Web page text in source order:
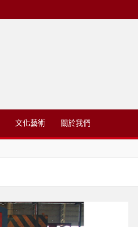
文化藝術 關於我們